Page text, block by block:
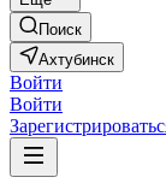
Поиск
Ахтубинск
Войти
Войти